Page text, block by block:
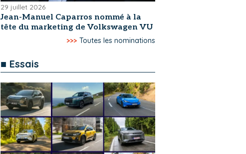
29 juillet 2026
Jean-Manuel Caparros nommé à la
tête du marketing de Volkswagen VU
>>> Toutes les nominations
■ Essais